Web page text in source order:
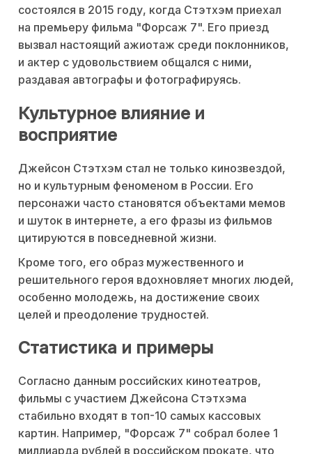
состоялся в 2015 году, когда Стэтхэм приехал
на премьеру фильма "Форсаж 7". Его приезд
вызвал настоящий ажиотаж среди поклонников,
и актер с удовольствием общался с ними,
раздавая автографы и фотографируясь.
Культурное влияние и
восприятие
Джейсон Стэтхэм стал не только кинозвездой,
но и культурным феноменом в России. Его
персонажи часто становятся объектами мемов
и шуток в интернете, а его фразы из фильмов
цитируются в повседневной жизни.
Кроме того, его образ мужественного и
решительного героя вдохновляет многих людей,
особенно молодежь, на достижение своих
целей и преодоление трудностей.
Статистика и примеры
Согласно данным российских кинотеатров,
фильмы с участием Джейсона Стэтхэма
стабильно входят в топ-10 самых кассовых
картин. Например, "Форсаж 7" собрал более 1
миллиарда рублей в российском прокате, что